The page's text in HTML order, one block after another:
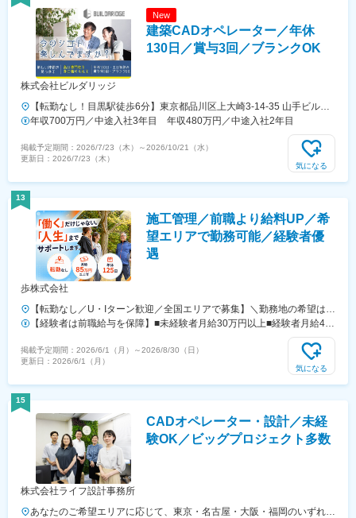
New
建築CADオペレーター／年休
130日／賞与3回／ブランクOK
株式会社ビルダリッジ
【転勤なし！目黒駅徒歩6分】東京都品川区上大崎3-14-35 山手ビル
B1F★みなさんが働く本社もデザイナーズマンションを手掛ける当社の
メンバーがイチから内装デザインを考えたおしゃれなオフィスです！
年収700万円／中途入社3年目 年収480万円／中途入社2年目
掲載予定期間： 2026/7/23（木） ～2026/10/21（水）
更新日： 2026/7/23（木）
気になる
13
施工管理／前職より給料UP／希
望エリアで勤務可能／経験者優
遇
歩株式会社
【転勤なし／U・Iターン歓迎／全国エリアで募集】＼勤務地の希望は考
慮します！／◎全国のプロジェクト先が勤務地となります。【現在注力
中のエリア】・北海道（札幌）・東北（宮城）・首都圏（東京、千葉、
神奈川）・近畿圏（大阪、京都、兵庫、奈良）・九州（福岡、熊本）＼
本人が希望しない転勤なし／全国各地に豊富な案件を保有している当
接OK！＃生活サポート手当も充実＃年休125日以上＝＝■本社北海道札
幌市中央区南9条西3丁目2番5号 パークビル南9条ビル405■東京オフ
ィス東京都渋谷区恵比寿西2丁目3番11号 メゾンドエビス503※各拠点
受動喫煙対策：あり
【経験者は前職給与を保障】■未経験者月給30万円以上■経験者月給45
掲載予定期間： 2026/6/1（月） ～2026/8/30（日）
更新日： 2026/6/1（月）
気になる
15
CADオペレーター・設計／未経
験OK／ビッグプロジェクト多数
株式会社ライフ設計事務所
あなたのご希望エリアに応じて、東京・名古屋・大阪・福岡のいずれか